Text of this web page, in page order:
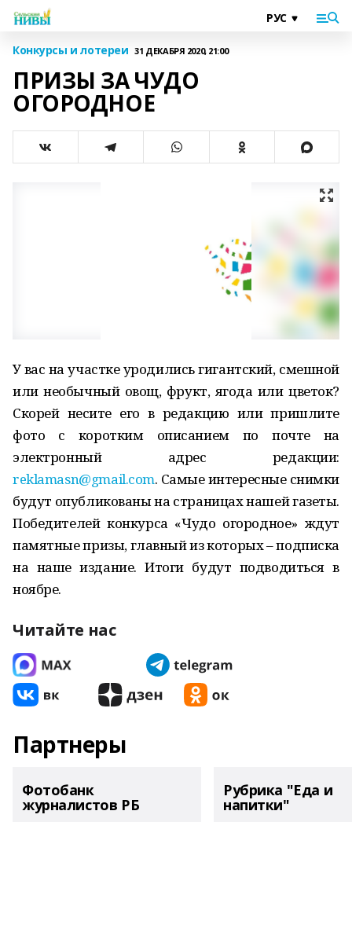
Конкурсы и лотереи 31 ДЕКАБРЯ 2020, 21:00
ПРИЗЫ ЗА ЧУДО
ОГОРОДНОЕ
У вас на участке уродились гигантский, смешной
или необычный овощ, фрукт, ягода или цветок?
Скорей несите его в редакцию или пришлите
фото с коротким описанием по почте на
электронный адрес редакции:
reklamasn@gmail.com. Самые интересные снимки
будут опубликованы на страницах нашей газеты.
Победителей конкурса «Чудо огородное» ждут
памятные призы, главный из которых – подписка
на наше издание. Итоги будут подводиться в
ноябре.
Читайте нас
Партнеры
Фотобанк
журналистов РБ
Рубрика "Еда и
напитки"